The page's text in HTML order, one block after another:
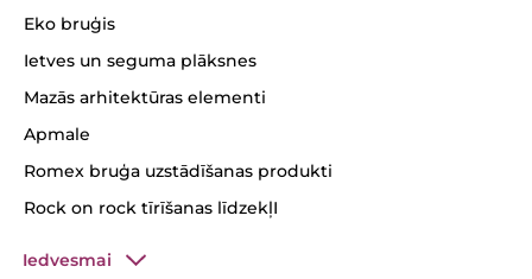
Eko bruģis
Ietves un seguma plāksnes
Mazās arhitektūras elementi
Apmale
Romex bruģa uzstādīšanas produkti
Rock on rock tīrīšanas līdzekļI
Iedvesmai